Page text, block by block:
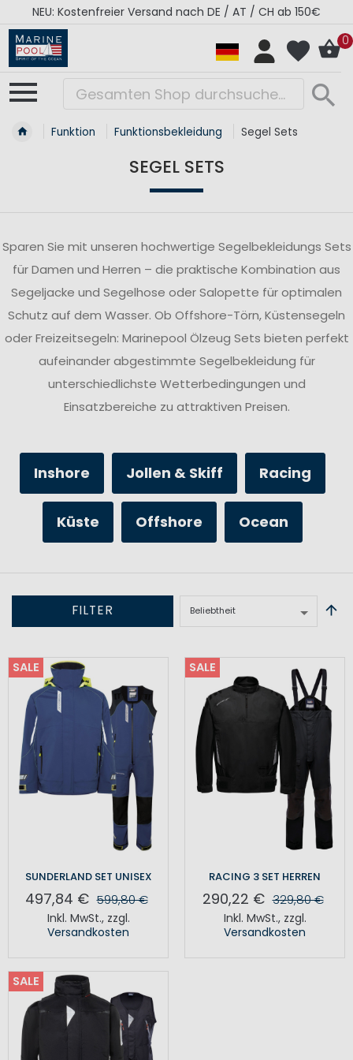
RÉGATES ROYALES Kollektion - Super Sale
0
Funktion Funktionsbekleidung Segel Sets
SEGEL SETS
Sparen Sie mit unseren hochwertige Segelbekleidungs Sets
für Damen und Herren – die praktische Kombination aus
Segeljacke und Segelhose oder Salopette für optimalen
Schutz auf dem Wasser. Ob Offshore-Törn, Küstensegeln
oder Freizeitsegeln: Marinepool Ölzeug Sets bieten perfekt
aufeinander abgestimmte Segelbekleidung für
unterschiedlichste Wetterbedingungen und
Einsatzbereiche zu attraktiven Preisen.
Inshore Jollen & Skiff Racing
Küste Offshore Ocean
FILTER
SALE
SUNDERLAND SET UNISEX
497,84 € 599,80 €
Inkl. MwSt., zzgl.
Versandkosten
SALE
RACING 3 SET HERREN
290,22 € 329,80 €
Inkl. MwSt., zzgl.
Versandkosten
SALE